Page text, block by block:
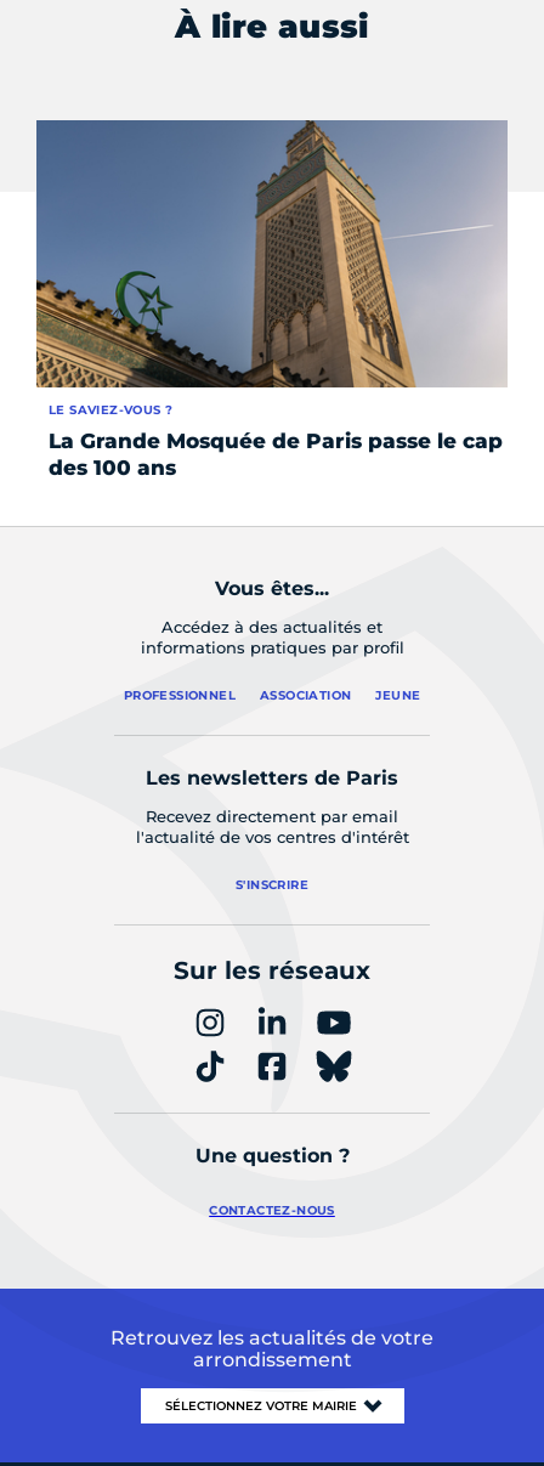
À lire aussi
La Grande Mosquée de Paris passe le cap
des 100 ans
LE SAVIEZ-VOUS ?
Vous êtes...
Accédez à des actualités et
informations pratiques par profil
PROFESSIONNEL ASSOCIATION JEUNE
Les newsletters de Paris
Recevez directement par email
l'actualité de vos centres d'intérêt
S'INSCRIRE
Sur les réseaux
Une question ?
CONTACTEZ-NOUS
Retrouvez les actualités de votre
arrondissement